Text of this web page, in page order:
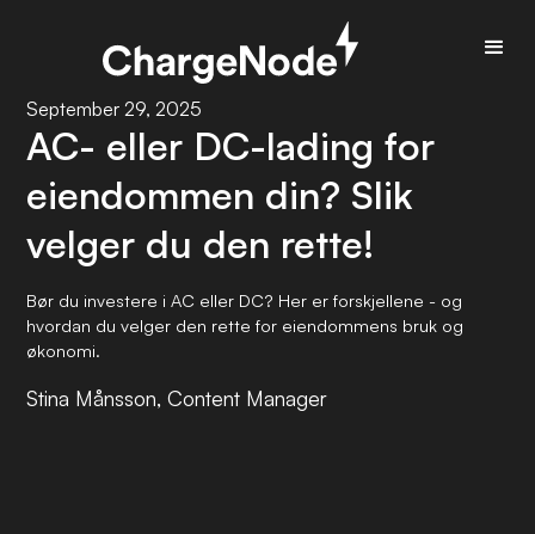
September 29, 2025
AC- eller DC-lading for
eiendommen din? Slik
velger du den rette!
Bør du investere i AC eller DC? Her er forskjellene - og
hvordan du velger den rette for eiendommens bruk og
økonomi.
Stina Månsson, Content Manager